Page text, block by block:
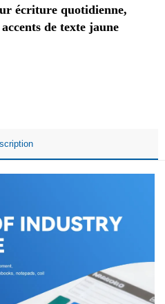
écriture quotidienne,
de texte jaune